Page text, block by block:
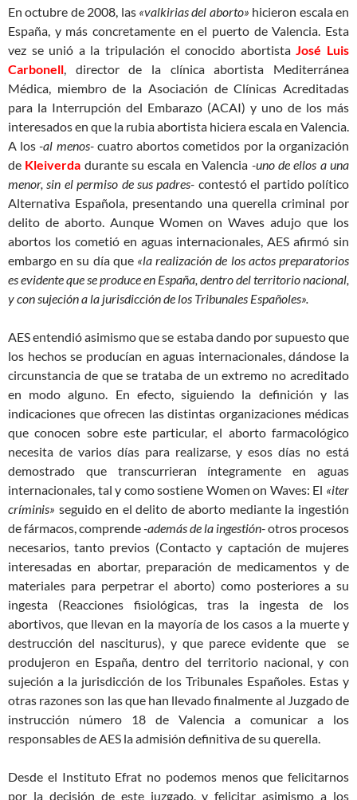
En octubre de 2008, las «valkirias del aborto» hicieron escala en
España, y más concretamente en el puerto de Valencia. Esta
vez se unió a la tripulación el conocido abortistaJosé Luis
Carbonell, director de la clínica abortista Mediterránea
Médica, miembro de la Asociación de Clínicas Acreditadas
para la Interrupción del Embarazo (ACAI) y uno de los más
interesados en que la rubia abortista hiciera escala en Valencia.
A los-al menos-cuatro abortos cometidos por la organización
de Kleiverda durante su escala en Valencia -uno de ellos a una
menor, sin el permiso de sus padres- contestó el partido político
Alternativa Española, presentando una querella criminal por
delito de aborto. Aunque Women on Waves adujo que los
abortos los cometió en aguas internacionales, AES afirmó sin
embargo en su día que «la realización de los actos preparatorios
es evidente que se produce en España, dentro del territorio nacional,
y con sujeción a la jurisdicción de los Tribunales Españoles».
AES entendió asimismo que se estaba dando por supuesto que
los hechos se producían en aguas internacionales, dándose la
circunstancia de que se trataba de un extremo no acreditado
en modo alguno. En efecto, siguiendo la definición y las
indicaciones que ofrecen las distintas organizaciones médicas
que conocen sobre este particular, el aborto farmacológico
necesita de varios días para realizarse, y esos días no está
demostrado que transcurrieran íntegramente en aguas
internacionales, tal y como sostiene Women on Waves: El «iter
críminis» seguido en el delito de aborto mediante la ingestión
de fármacos, comprende-además de la ingestión-otros procesos
necesarios, tanto previos (Contacto y captación de mujeres
interesadas en abortar, preparación de medicamentos y de
materiales para perpetrar el aborto) como posteriores a su
ingesta (Reacciones fisiológicas, tras la ingesta de los
abortivos, que llevan en la mayoría de los casos a la muerte y
destrucción del nasciturus), y que parece evidente que se
produjeron en España, dentro del territorio nacional, y con
sujeción a la jurisdicción de los Tribunales Españoles. Estas y
otras razones son las que han llevado finalmente al Juzgado de
instrucción número 18 de Valencia a comunicar a los
responsables de AES la admisión definitiva de su querella.
Desde el Instituto Efrat no podemos menos que felicitarnos
por la decisión de este juzgado, y felicitar asimismo a los